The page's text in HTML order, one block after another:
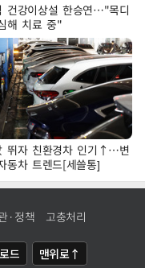
건강이상설 한승연…"목디
해 치료 중"
뛰자 친환경차 인기↑…변
동차 트렌드[세쓸통]
·정책 고충처리
드 맨위로↑